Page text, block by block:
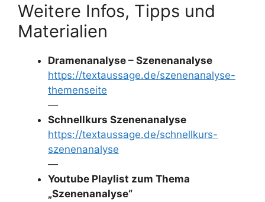
Weitere Infos, Tipps und
Materialien
Dramenanalyse – Szenenanalyse
https://textaussage.de/szenenanalyse-
themenseite
—
Schnellkurs Szenenanalyse
https://textaussage.de/schnellkurs-
szenenanalyse
—
Youtube Playlist zum Thema
„Szenenanalyse“